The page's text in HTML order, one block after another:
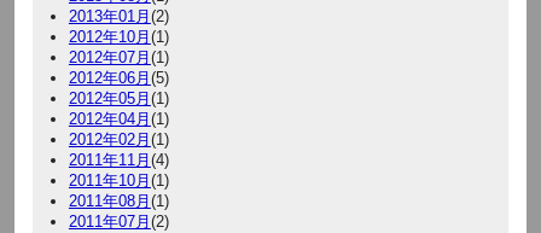
2013年01月(2)
2012年10月(1)
2012年07月(1)
2012年06月(5)
2012年05月(1)
2012年04月(1)
2012年02月(1)
2011年11月(4)
2011年10月(1)
2011年08月(1)
2011年07月(2)